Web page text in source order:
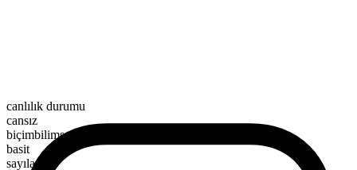
canlılık durumu
cansız
biçimbilimsel yapı
basit
sayılamaz